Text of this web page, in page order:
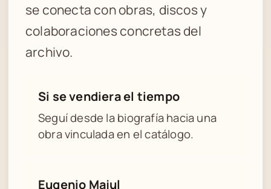
se conecta con obras, discos y
colaboraciones concretas del
archivo.
Si se vendiera el tiempo
Seguí desde la biografía hacia una
obra vinculada en el catálogo.
Eugenio Majul